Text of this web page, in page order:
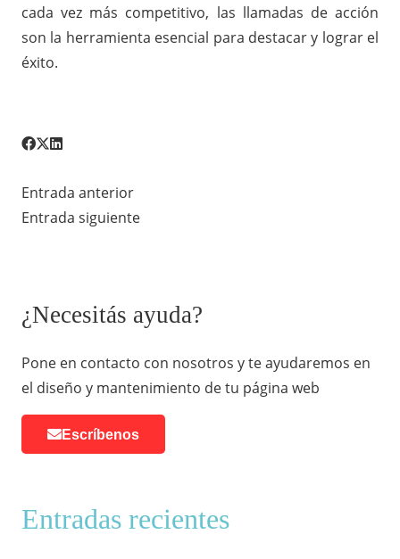
cada vez más competitivo, las llamadas de acción
son la herramienta esencial para destacar y lograr el
éxito.
Entrada anterior
Entrada siguiente
¿Necesitás ayuda?
Pone en contacto con nosotros y te ayudaremos en
el diseño y mantenimiento de tu página web
Escríbenos
Entradas recientes